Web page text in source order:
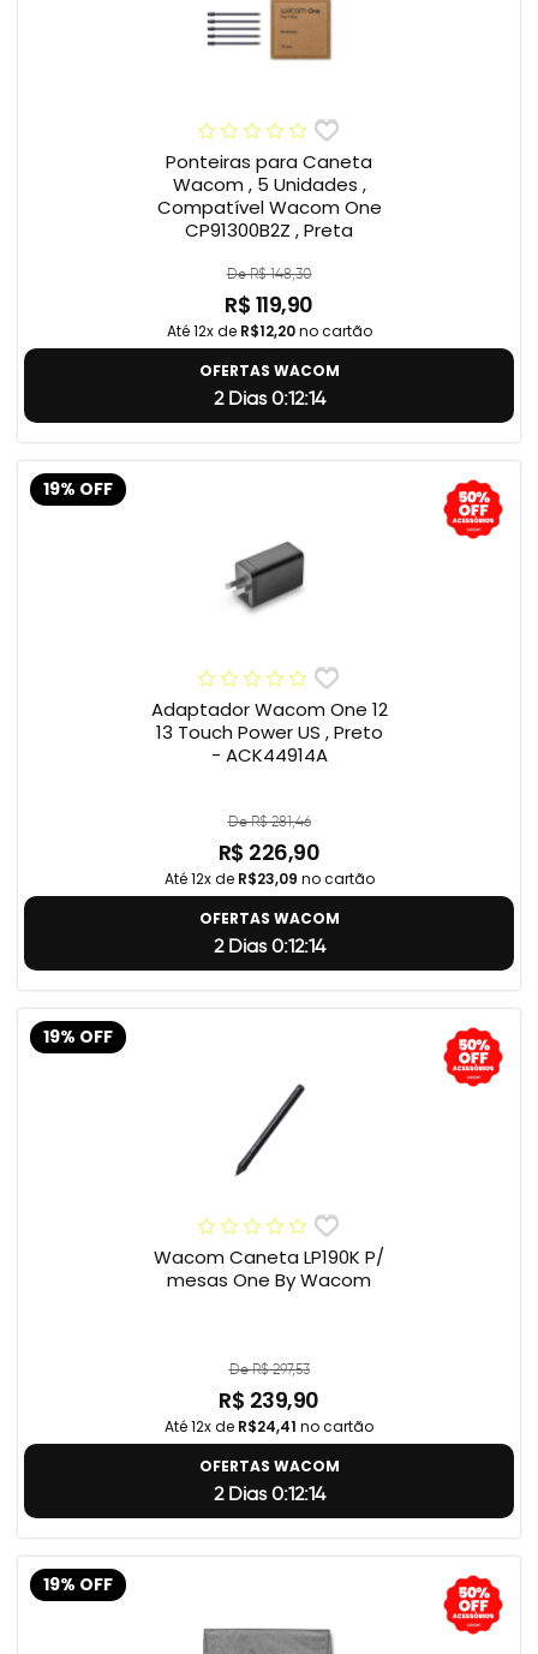
Ponteiras para Caneta
Wacom , 5 Unidades ,
Compatível Wacom One
CP91300B2Z , Preta
De R$ 148,30
R$ 119,90
Até 12x de R$12,20no cartão
OFERTAS WACOM
2 Dias 0:12:14
19% OFF
Adaptador Wacom One 12
13 Touch Power US , Preto
- ACK44914A
De R$ 281,46
R$ 226,90
Até 12x de R$23,09 no cartão
OFERTAS WACOM
2 Dias 0:12:14
19% OFF
Wacom Caneta LP190K P/
mesas One By Wacom
De R$ 297,53
R$ 239,90
Até 12x de R$24,41 no cartão
OFERTAS WACOM
2 Dias 0:12:14
19% OFF